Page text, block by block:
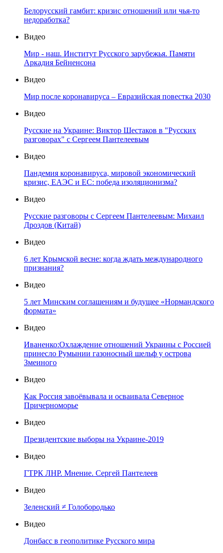
Белорусский гамбит: кризис отношений или чья-то
недоработка?
Видео
Мир - наш. Институт Русского зарубежья. Памяти
Аркадия Бейненсона
Видео
Мир после коронавируса – Евразийская повестка 2030
Видео
Русские на Украине: Виктор Шестаков в "Русских
разговорах" с Сергеем Пантелеевым
Видео
Пандемия коронавируса, мировой экономический
кризис, ЕАЭС и ЕС: победа изоляционизма?
Видео
Русские разговоры с Сергеем Пантелеевым: Михаил
Дроздов (Китай)
Видео
6 лет Крымской весне: когда ждать международного
признания?
Видео
5 лет Минским соглашениям и будущее «Нормандского
формата»
Видео
Иваненко:Охлаждение отношений Украины с Россией
принесло Румынии газоносный шельф у острова
Змеиного
Видео
Как Россия завоёвывала и осваивала Северное
Причерноморье
Видео
Президентские выборы на Украине-2019
Видео
ГТРК ЛНР. Мнение. Сергей Пантелеев
Видео
Зеленский ≠ Голобородько
Видео
Донбасс в геополитике Русского мира